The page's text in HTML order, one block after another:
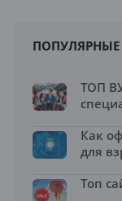
ПОПУЛЯРНЫЕ
ТОП
Как
для
Топ